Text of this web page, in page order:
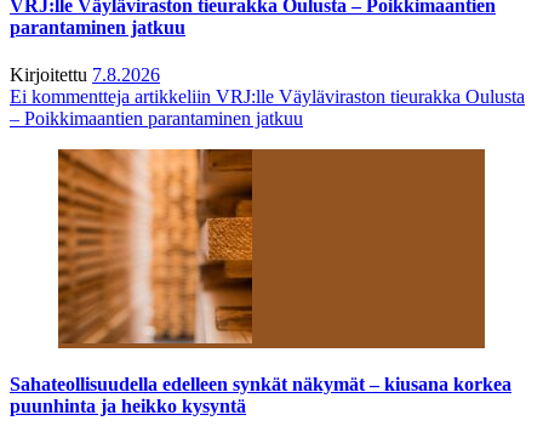
VRJ:lle Väyläviraston tieurakka Oulusta – Poikkimaantien
parantaminen jatkuu
Kirjoitettu 7.8.2026
Ei kommentteja artikkeliin VRJ:lle Väyläviraston tieurakka Oulusta
– Poikkimaantien parantaminen jatkuu
Sahateollisuudella edelleen synkät näkymät – kiusana korkea
puunhinta ja heikko kysyntä